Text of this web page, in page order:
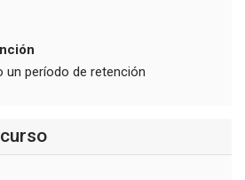
un período de retención